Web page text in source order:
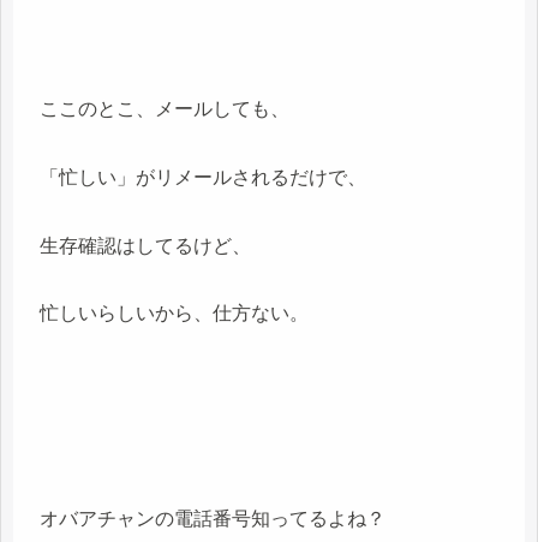
ここのとこ、メールしても、
「忙しい」がリメールされるだけで、
生存確認はしてるけど、
忙しいらしいから、仕方ない。
オバアチャンの電話番号知ってるよね？